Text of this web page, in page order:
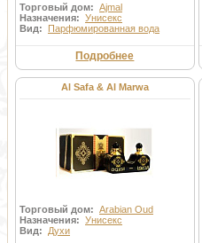
Торговый дом: Ajmal
Назначения: Унисекс
Вид: Парфюмированная вода
Подробнее
Al Safa & Al Marwa
Торговый дом: Arabian Oud
Назначения: Унисекс
Вид: Духи